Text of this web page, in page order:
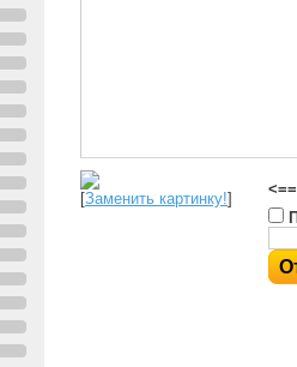
[Заменить картинку!]